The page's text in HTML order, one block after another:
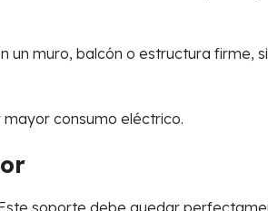
un muro, balcón o estructura firme,
consumo eléctrico.